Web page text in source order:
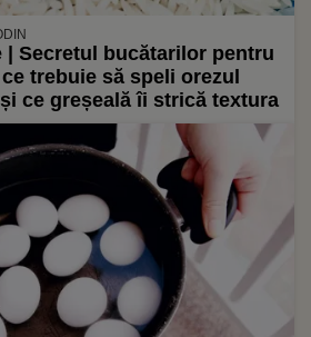
| Secretul bucătarilor pentru
trebuie să speli orezul
ce greșeală îi strică textura